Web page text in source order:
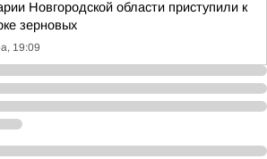
Новгородской области приступили к
зерновых
19:09